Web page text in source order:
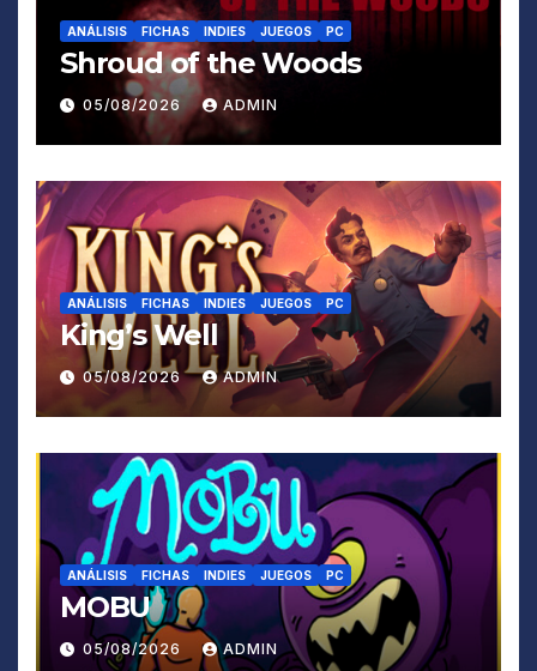
ANÁLISIS FICHAS INDIES JUEGOS PC
Shroud of the Woods
05/08/2026 ADMIN
ANÁLISIS FICHAS INDIES JUEGOS PC
King’s Well
05/08/2026 ADMIN
ANÁLISIS FICHAS INDIES JUEGOS PC
MOBU
05/08/2026 ADMIN